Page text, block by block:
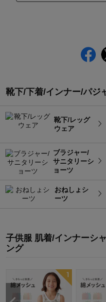
靴下/下着/インナー/パジ
靴下/レッグ
ウェア
ブラジャー/
サニタリーシ
ョーツ
おねしょシ
ーツ
子供服 肌着/インナーシ
ング